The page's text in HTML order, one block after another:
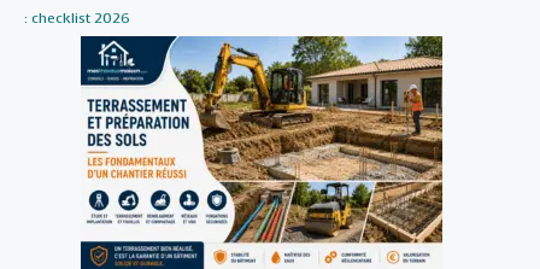
: checklist 2026